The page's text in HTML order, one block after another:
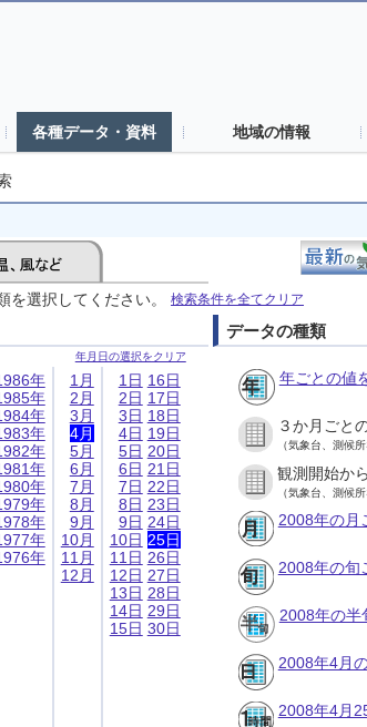
各種データ・資料 地域の情報
選択してください。 検索条件を全てクリア
年月日の選択をクリア
年
年
年
年
年
年
年
年
年
年
年
1月
2月
3月
4月
5月
6月
7月
8月
9月
10月
11月
12月
1日
2日
3日
4日
5日
6日
7日
8日
9日
10日
11日
12日
13日
14日
15日
16日
17日
18日
19日
20日
21日
22日
23日
24日
25日
26日
27日
28日
29日
30日
データの種類
年ごとの値
３か月ごと
（気象台、測候
観測開始か
（気象台、測候
2008年の月
2008年の旬
2008年の半
2008年4月
2008年4月